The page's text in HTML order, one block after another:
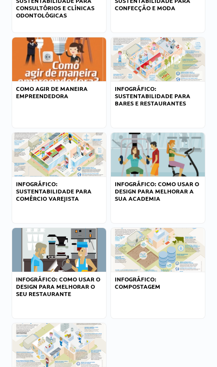
CONSULTÓRIOS E CLÍNICAS
ODONTOLÓGICAS
CONFECÇÃO E MODA
COMO AGIR DE MANEIRA
EMPREENDEDORA
INFOGRÁFICO:
SUSTENTABILIDADE PARA
BARES E RESTAURANTES
INFOGRÁFICO:
SUSTENTABILIDADE PARA
COMÉRCIO VAREJISTA
INFOGRÁFICO: COMO USAR O
DESIGN PARA MELHORAR A
SUA ACADEMIA
INFOGRÁFICO: COMO USAR O
DESIGN PARA MELHORAR O
SEU RESTAURANTE
INFOGRÁFICO:
COMPOSTAGEM